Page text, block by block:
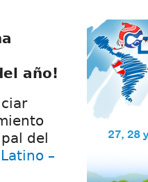
año!
del
–